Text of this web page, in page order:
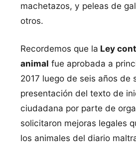
machetazos, y peleas de
otros.
Recordemos que la Ley
animal fue aprobada a
2017 luego de seis años
presentación del texto de
ciudadana por parte de
solicitaron mejoras legales
los animales del diario